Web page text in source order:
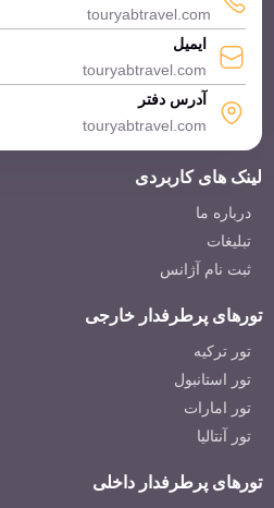
touryabtravel.com
ایمیل
touryabtravel.com
آدرس دفتر
touryabtravel.com
لینک های کاربردی
درباره ما
تبلیغات
ثبت نام آژانس
تورهای پرطرفدار خارجی
تور ترکیه
تور استانبول
تور امارات
تور آنتالیا
تورهای پرطرفدار داخلی